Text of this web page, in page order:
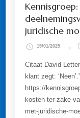
juridische
15/01/2025
Citaat David
klant zegt:
https://
kosten-ter-zake-
met-juridische-